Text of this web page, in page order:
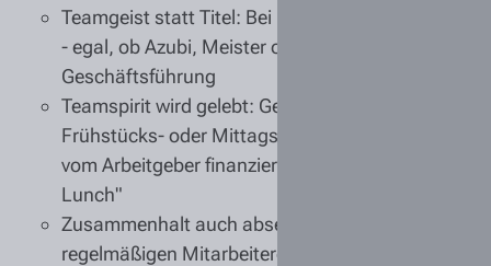
Teamgeist statt Titel: Bei uns kennt man sich
- egal, ob Azubi, Meister oder
Geschäftsführung
Teamspirit wird gelebt: Gemeinsame
Frühstücks- oder Mittagsrunden wie unser
vom Arbeitgeber finanzierter "Tiemann-
Lunch"
Zusammenhaltauch abseits der Arbeit mit
regelmäßigen Mitarbeiterevents